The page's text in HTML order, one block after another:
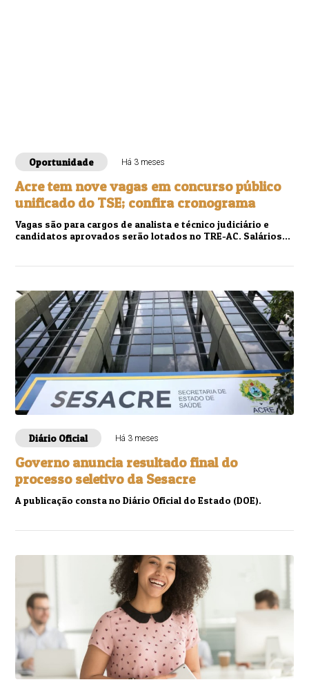
Oportunidade Há 3 meses
Acre tem nove vagas em concurso público
unificado do TSE; confira cronograma
Vagas são para cargos de analista e técnico judiciário e
candidatos aprovados serão lotados no TRE-AC. Salários
Diário Oficial Há 3 meses
Governo anuncia resultado final do
processo seletivo da Sesacre
A publicação consta no Diário Oficial do Estado (DOE).